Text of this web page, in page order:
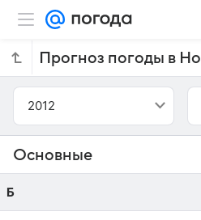
2012
Основные
Б